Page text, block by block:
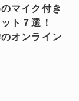
マイク付き
ト７選！
のオンライン